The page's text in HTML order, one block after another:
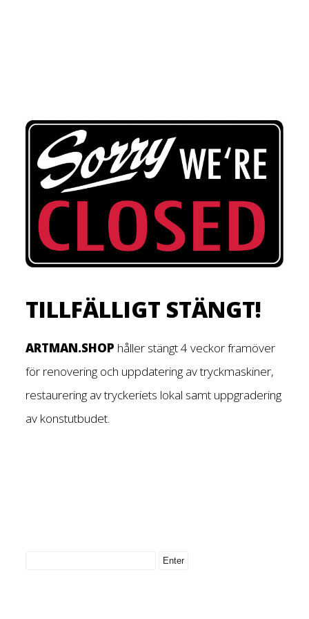
TILLFÄLLIGT STÄNGT!
ARTMAN.SHOP håller stängt 4 veckor framöver
för renovering och uppdatering av tryckmaskiner,
restaurering av tryckeriets lokal samt uppgradering
av konstutbudet.